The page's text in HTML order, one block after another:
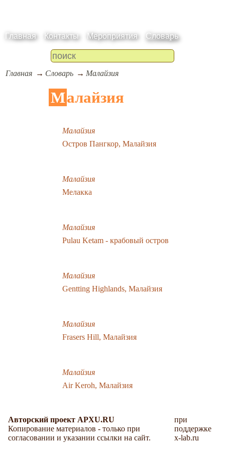
Главная Контакты Мероприятия Словарь
Главная Словарь Малайзия
Малайзия
Малайзия
Остров Пангкор, Малайзия
Малайзия
Мелакка
Малайзия
Pulau Ketam - крабовый остров
Малайзия
Gentting Highlands, Малайзия
Малайзия
Frasers Hill, Малайзия
Малайзия
Air Keroh, Малайзия
Авторский проект APXU.RU
Копирование материалов - только при
согласовании и указании ссылки на сайт.
при
поддержке
x-lab.ru